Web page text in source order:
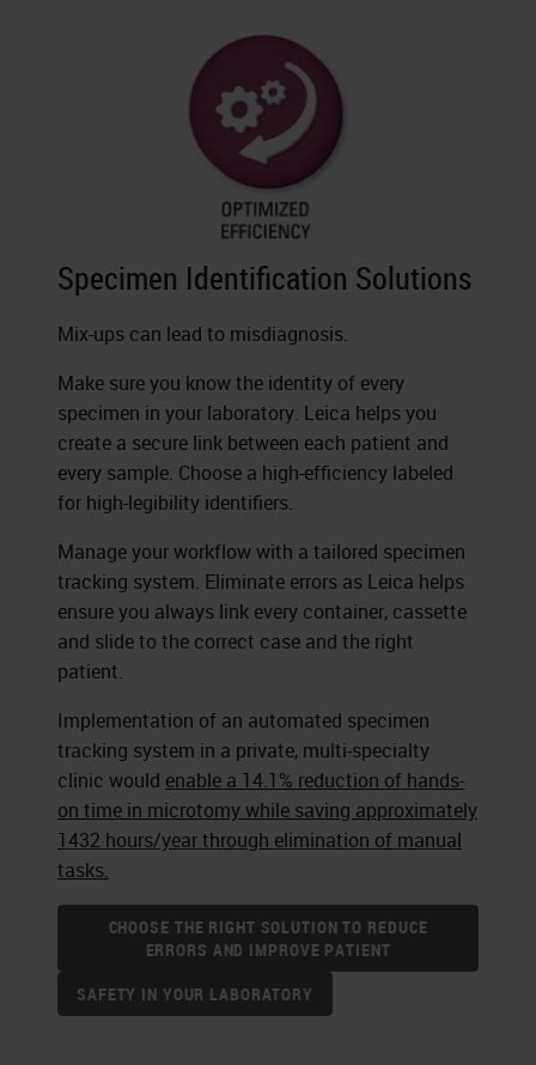
Specimen Identification Solutions
Mix-ups can lead to misdiagnosis.
Make sure you know the identity of every
specimen in your laboratory. Leica helps you
create a secure link between each patient and
every sample. Choose a high-efficiency labeled
for high-legibility identifiers.
Manage your workflow with a tailored specimen
tracking system. Eliminate errors as Leica helps
ensure you always link every container, cassette
and slide to the correct case and the right
patient.
Implementation of an automated specimen
tracking system in a private, multi-specialty
clinic would enable a 14.1% reduction of hands-
on time in microtomy while saving approximately
1432 hours/year through elimination of manual
tasks.
CHOOSE THE RIGHT SOLUTION TO REDUCE
ERRORS AND IMPROVE PATIENT
SAFETY IN YOUR LABORATORY